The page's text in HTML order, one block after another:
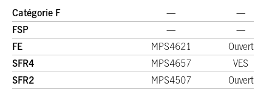
Catégorie F —
—
FSP
—
—
FE
MPS4621
Ouvert
SFR4
MPS4657
VES
SFR2
MPS4507
Ouvert